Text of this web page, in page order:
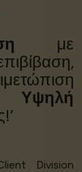
με
Υψηλή
Division